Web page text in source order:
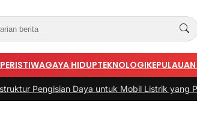
PERISTIWAGAYA HIDUPTEKNOLOGI
Daya untuk Mobil Listrik yang Perlu